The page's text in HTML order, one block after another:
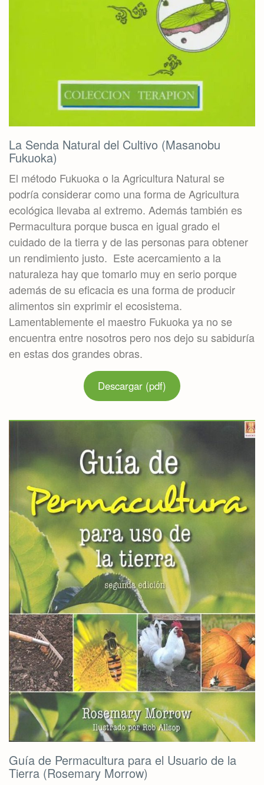
La Senda Natural del Cultivo (Masanobu
Fukuoka)
El método Fukuoka o la Agricultura Natural se
podría considerar como una forma de Agricultura
ecológica llevaba al extremo. Además también es
Permacultura porque busca en igual grado el
cuidado de la tierra y de las personas para obtener
un rendimiento justo. Este acercamiento a la
naturaleza hay que tomarlo muy en serio porque
además de su eficacia es una forma de producir
alimentos sin exprimir el ecosistema.
Lamentablemente el maestro Fukuoka ya no se
encuentra entre nosotros pero nos dejo su sabiduría
en estas dos grandes obras.
Descargar (pdf)
Guía de Permacultura para el Usuario de la
Tierra (Rosemary Morrow)